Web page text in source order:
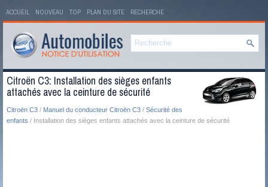
ACCUEIL NOUVEAU TOP PLAN DU SITE RECHERCHE
Citroën C3: Installation des sièges enfants
attachés avec la ceinture de sécurité
Citroën C3 / Manuel du conducteur Citroën C3 / Sécurité des
enfants / Installation des sièges enfants attachés avec la ceinture de sécurité